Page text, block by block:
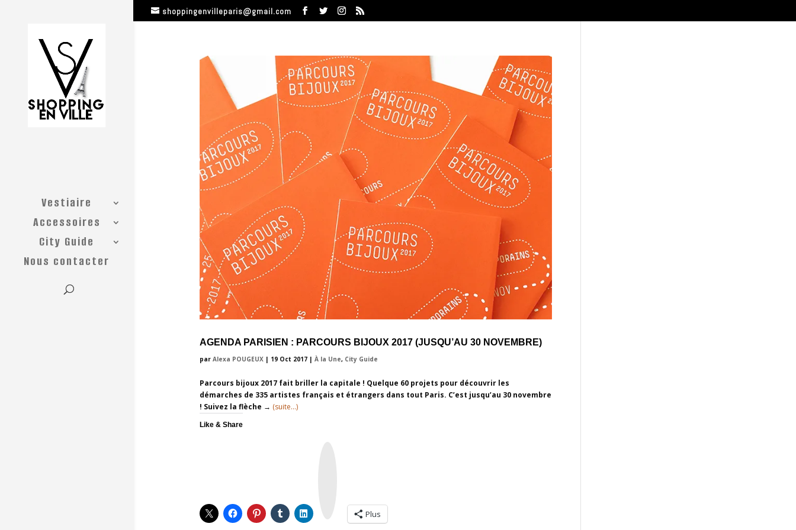
shoppingenvilleparis@gmail.com
Vestiaire
Accessoires
City Guide
Nous contacter
AGENDA PARISIEN : PARCOURS BIJOUX 2017 (JUSQU’AU 30 NOVEMBRE)
par Alexa POUGEUX| 19 Oct 2017| À la Une, City Guide
Parcours bijoux 2017 fait briller la capitale ! Quelque 60 projets pour découvrir les
démarches de 335 artistes français et étrangers dans tout Paris. C’est jusqu’au 30 novembre
! Suivez la flèche → (suite…)
Like & Share
Plus